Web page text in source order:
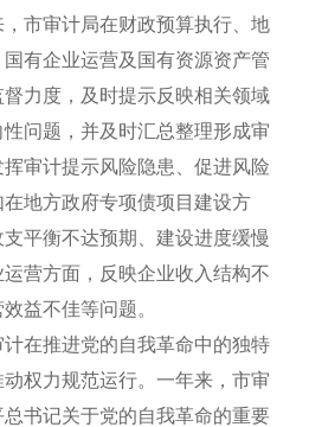
市审计局在财政预算执行、地
有企业运营及国有资源资产管
力度，及时提示反映相关领域
问题，并及时汇总整理形成审
审计提示风险隐患、促进风险
地方政府专项债项目建设方
平衡不达预期、建设进度缓慢
营方面，反映企业收入结构不
益不佳等问题。
推进党的自我革命中的独特
权力规范运行。一年来，市审
书记关于党的自我革命的重要